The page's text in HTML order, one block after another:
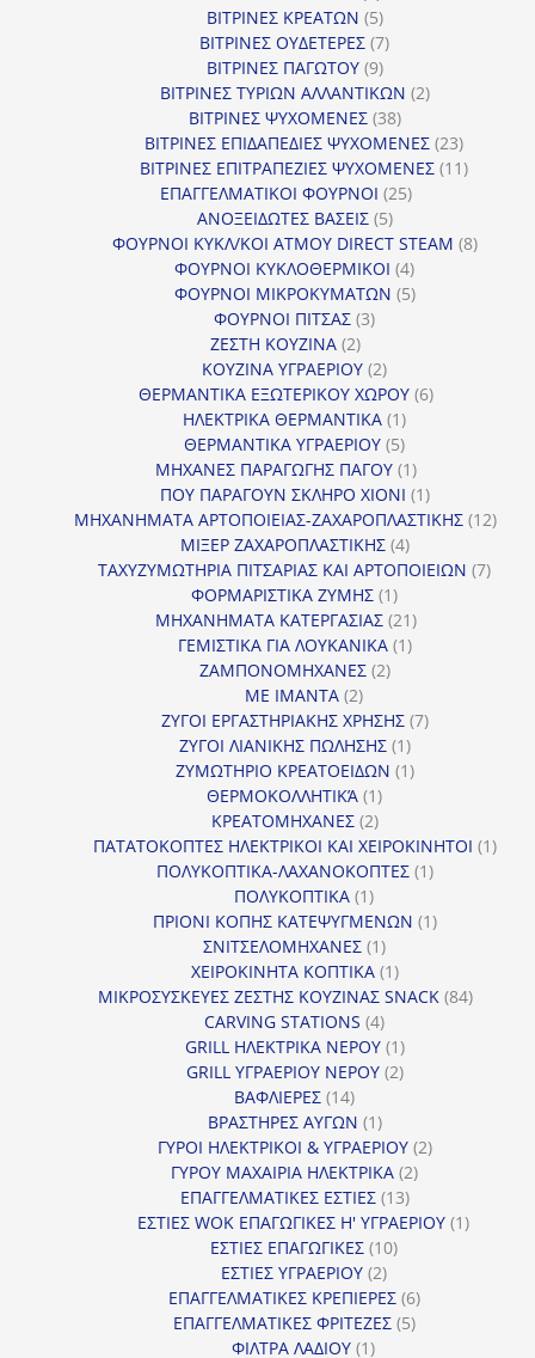
προϊόντα
ΒΙΤΡΙΝΕΣ ΚΡΕΑΤΩΝ 55
προϊόντα
ΒΙΤΡΙΝΕΣ ΟΥΔΕΤΕΡΕΣ 77
ΒΙΤΡΙΝΕΣ ΠΑΓΩΤΟΥ 99
προϊόντα
ΒΙΤΡΙΝΕΣ ΤΥΡΙΩΝ ΑΛΛΑΝΤΙΚΩΝ 22
ΒΙΤΡΙΝΕΣ ΨΥΧΟΜΕΝΕΣ 3838
προϊόντα
ΒΙΤΡΙΝΕΣ ΕΠΙΔΑΠΕΔΙΕΣ ΨΥΧΟΜΕΝΕΣ 2323
προϊόντα
ΒΙΤΡΙΝΕΣ ΕΠΙΤΡΑΠΕΖΙΕΣ ΨΥΧΟΜΕΝΕΣ 1111
ΕΠΑΓΓΕΛΜΑΤΙΚΟΙ ΦΟΥΡΝΟΙ 2525
ΑΝΟΞΕΙΔΩΤΕΣ ΒΑΣΕΙΣ 55
προϊόντα
ΦΟΥΡΝΟΙ ΚΥΚΛ/ΚΟΙ ΑΤΜΟΥ DIRECT STEAM 88
ΦΟΥΡΝΟΙ ΚΥΚΛΟΘΕΡΜΙΚΟΙ 44
προϊόντα
ΦΟΥΡΝΟΙ ΜΙΚΡΟΚΥΜΑΤΩΝ 55
ΦΟΥΡΝΟΙ ΠΙΤΣΑΣ 33
ΖΕΣΤΗ ΚΟΥΖΙΝΑ 22
προϊόντα
ΚΟΥΖΙΝΑ ΥΓΡΑΕΡΙΟΥ 22
προϊόντα
ΘΕΡΜΑΝΤΙΚΑ ΕΞΩΤΕΡΙΚΟΥ ΧΩΡΟΥ 66
ΗΛΕΚΤΡΙΚΑ ΘΕΡΜΑΝΤΙΚΑ 11
προϊόν
ΘΕΡΜΑΝΤΙΚΑ ΥΓΡΑΕΡΙΟΥ 55
προϊόντα
ΜΗΧΑΝΕΣ ΠΑΡΑΓΩΓΗΣ ΠΑΓΟΥ 11
προϊόν
ΠΟΥ ΠΑΡΑΓΟΥΝ ΣΚΛΗΡΟ ΧΙΟΝΙ 11
προϊόν
ΜΗΧΑΝΗΜΑΤΑ ΑΡΤΟΠΟΙΕΙΑΣ-ΖΑΧΑΡΟΠΛΑΣΤΙΚΗΣ 1212
ΜΙΞΕΡ ΖΑΧΑΡΟΠΛΑΣΤΙΚΗΣ 44
προϊόντα
ΤΑΧΥΖΥΜΩΤΗΡΙΑ ΠΙΤΣΑΡΙΑΣ ΚΑΙ ΑΡΤΟΠΟΙΕΙΩΝ 77
ΦΟΡΜΑΡΙΣΤΙΚΑ ΖΥΜΗΣ 11
προϊόν
ΜΗΧΑΝΗΜΑΤΑ ΚΑΤΕΡΓΑΣΙΑΣ 2121
προϊόντα
ΓΕΜΙΣΤΙΚΑ ΓΙΑ ΛΟΥΚΑΝΙΚΑ 11
ΖΑΜΠΟΝΟΜΗΧΑΝΕΣ 22
ΜΕ ΙΜΑΝΤΑ 22
προϊόντα
ΖΥΓΟΙ ΕΡΓΑΣΤΗΡΙΑΚΗΣ ΧΡΗΣΗΣ 77
ΖΥΓΟΙ ΛΙΑΝΙΚΗΣ ΠΩΛΗΣΗΣ 11
προϊόν
ΖΥΜΩΤΗΡΙΟ ΚΡΕΑΤΟΕΙΔΩΝ 11
ΘΕΡΜΟΚΟΛΛΗΤΙΚΆ 11
προϊόν
ΚΡΕΑΤΟΜΗΧΑΝΕΣ 22
προϊόντα
ΠΑΤΑΤΟΚΟΠΤΕΣ ΗΛΕΚΤΡΙΚΟΙ ΚΑΙ ΧΕΙΡΟΚΙΝΗΤΟΙ 11
ΠΟΛΥΚΟΠΤΙΚΑ-ΛΑΧΑΝΟΚΟΠΤΕΣ 11
ΠΟΛΥΚΟΠΤΙΚΑ 11
προϊόν
ΠΡΙΟΝΙ ΚΟΠΗΣ ΚΑΤΕΨΥΓΜΕΝΩΝ 11
ΣΝΙΤΣΕΛΟΜΗΧΑΝΕΣ 11
προϊόν
ΧΕΙΡΟΚΙΝΗΤΑ ΚΟΠΤΙΚΑ 11
προϊόν
ΜΙΚΡΟΣΥΣΚΕΥΕΣ ΖΕΣΤΗΣ ΚΟΥΖΙΝΑΣ SNACK 8484
CARVING STATIONS 44
προϊόντα
GRILL ΗΛΕΚΤΡΙΚΑ ΝΕΡΟΥ 11
προϊόν
GRILL ΥΓΡΑΕΡΙΟΥ ΝΕΡΟΥ 22
ΒΑΦΛΙΕΡΕΣ 1414
προϊόντα
ΒΡΑΣΤΗΡΕΣ ΑΥΓΩΝ 11
προϊόν
ΓΥΡΟΙ ΗΛΕΚΤΡΙΚΟΙ & ΥΓΡΑΕΡΙΟΥ 22
ΓΥΡΟΥ ΜΑΧΑΙΡΙΑ ΗΛΕΚΤΡΙΚΑ 22
ΕΠΑΓΓΕΛΜΑΤΙΚΕΣ ΕΣΤΙΕΣ 1313
προϊόντα
ΕΣΤΙΕΣ WOK ΕΠΑΓΩΓΙΚΕΣ Η' ΥΓΡΑΕΡΙΟΥ 11
ΕΣΤΙΕΣ ΕΠΑΓΩΓΙΚΕΣ 1010
ΕΣΤΙΕΣ ΥΓΡΑΕΡΙΟΥ 22
προϊόντα
ΕΠΑΓΓΕΛΜΑΤΙΚΕΣ ΚΡΕΠΙΕΡΕΣ 66
προϊόντα
ΕΠΑΓΓΕΛΜΑΤΙΚΕΣ ΦΡΙΤΕΖΕΣ 55
ΦΙΛΤΡΑ ΛΑΔΙΟΥ 11